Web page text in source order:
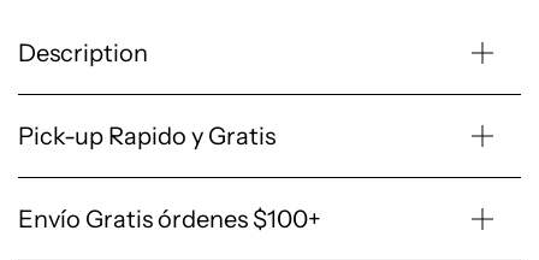
Description
Pick-up Rapido y Gratis
Envío Gratis órdenes $100+